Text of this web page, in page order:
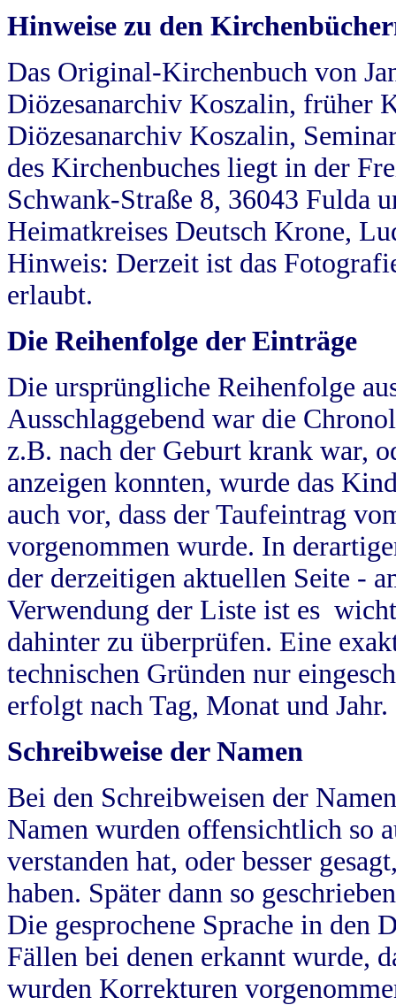
Hinweise zu den
Das Original-Kirchenbuch von
Diözesanarchiv Koszalin, früher
Diözesanarchiv Koszalin,
des Kirchenbuches liegt in der
Schwank-Straße 8, 36043 Fulda
Heimatkreises Deutsch Krone,
Hinweis: Derzeit ist das
erlaubt.
Die Reihenfolge der Einträge
Die ursprüngliche Reihenfolge
Ausschlaggebend war die
z.B. nach der Geburt krank war,
anzeigen konnten, wurde das
auch vor, dass der Taufeintrag
vorgenommen wurde. In
der derzeitigen aktuellen Seite -
Verwendung der Liste ist es
dahinter zu überprüfen. Eine
technischen Gründen nur
erfolgt nach Tag, Monat und Jahr.
Schreibweise der Namen
Bei den Schreibweisen der
Namen wurden offensichtlich so
verstanden hat, oder besser
haben. Später dann so
Die gesprochene Sprache in
Fällen bei denen erkannt wurde,
wurden Korrekturen